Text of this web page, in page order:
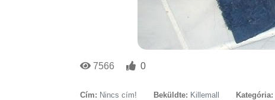
7566 0
Cím: Nincs cím! Beküldte: Killemall Kategória: